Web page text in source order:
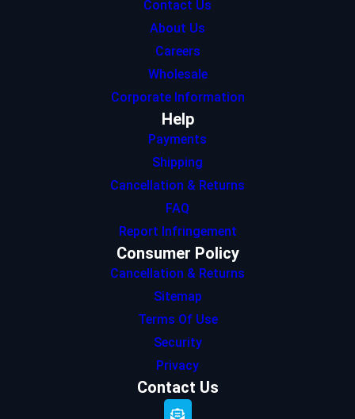
Contact Us
About Us
Careers
Wholesale
Corporate Information
Help
Payments
Shipping
Cancellation & Returns
FAQ
Report Infringement
Consumer Policy
Cancellation & Returns
Sitemap
Terms Of Use
Security
Privacy
Contact Us